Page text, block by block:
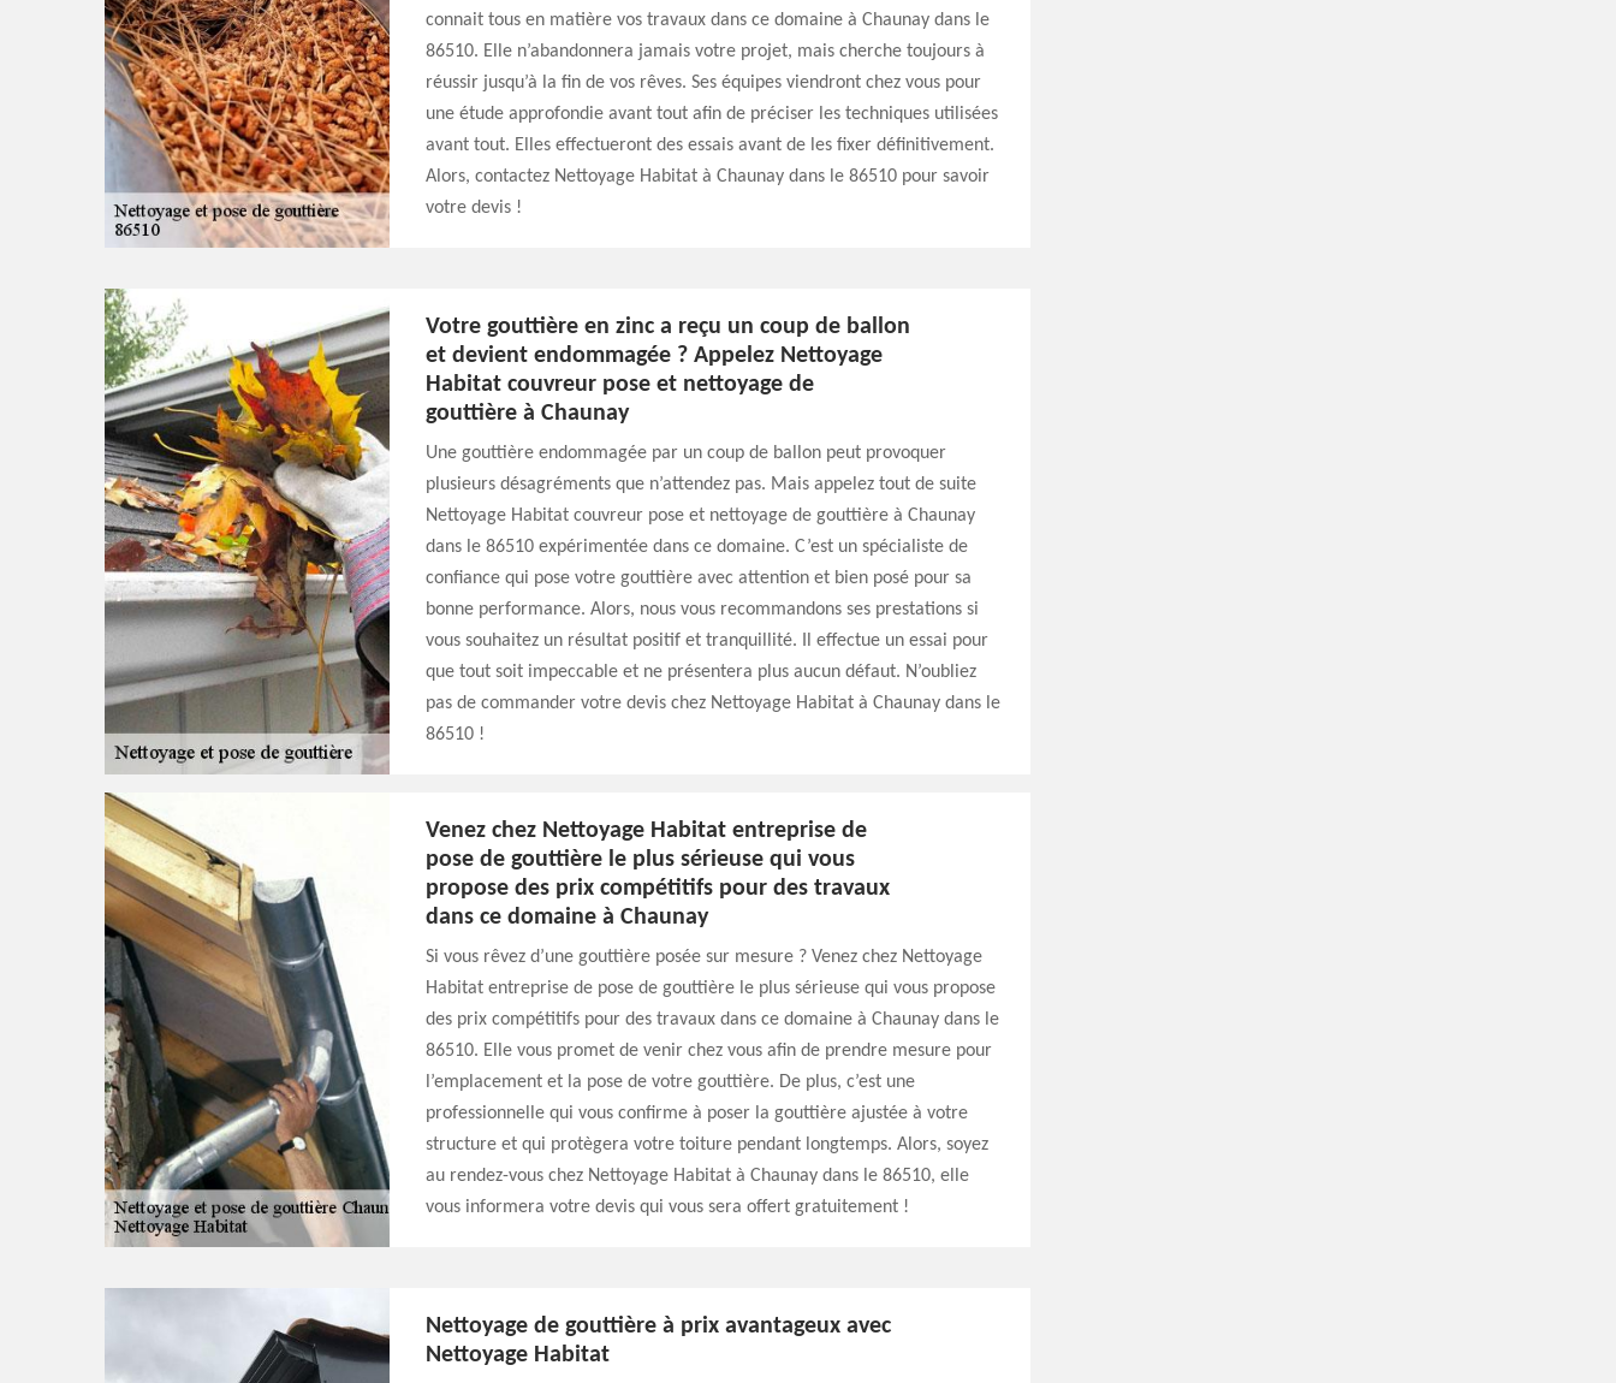
connait tous en matière vos travaux dans ce domaine à Chaunay dans le
86510. Elle n’abandonnera jamais votre projet, mais cherche toujours à
réussir jusqu’à la fin de vos rêves. Ses équipes viendront chez vous pour
une étude approfondie avant tout afin de préciser les techniques utilisées
avant tout. Elles effectueront des essais avant de les fixer définitivement.
Alors, contactez Nettoyage Habitat à Chaunay dans le 86510 pour savoir
votre devis !
Votre gouttière en zinc a reçu un coup de ballon
et devient endommagée ? Appelez Nettoyage
Habitat couvreur pose et nettoyage de
gouttière à Chaunay
Une gouttière endommagée par un coup de ballon peut provoquer
plusieurs désagréments que n’attendez pas. Mais appelez tout de suite
Nettoyage Habitat couvreur pose et nettoyage de gouttière à Chaunay
dans le 86510 expérimentée dans ce domaine. C’est un spécialiste de
confiance qui pose votre gouttière avec attention et bien posé pour sa
bonne performance. Alors, nous vous recommandons ses prestations si
vous souhaitez un résultat positif et tranquillité. Il effectue un essai pour
que tout soit impeccable et ne présentera plus aucun défaut. N’oubliez
pas de commander votre devis chez Nettoyage Habitat à Chaunay dans le
86510 !
Venez chez Nettoyage Habitat entreprise de
pose de gouttière le plus sérieuse qui vous
propose des prix compétitifs pour des travaux
dans ce domaine à Chaunay
Si vous rêvez d’une gouttière posée sur mesure ? Venez chez Nettoyage
Habitat entreprise de pose de gouttière le plus sérieuse qui vous propose
des prix compétitifs pour des travaux dans ce domaine à Chaunay dans le
86510. Elle vous promet de venir chez vous afin de prendre mesure pour
l’emplacement et la pose de votre gouttière. De plus, c’est une
professionnelle qui vous confirme à poser la gouttière ajustée à votre
structure et qui protègera votre toiture pendant longtemps. Alors, soyez
au rendez-vous chez Nettoyage Habitat à Chaunay dans le 86510, elle
vous informera votre devis qui vous sera offert gratuitement !
Nettoyage de gouttière à prix avantageux avec
Nettoyage Habitat